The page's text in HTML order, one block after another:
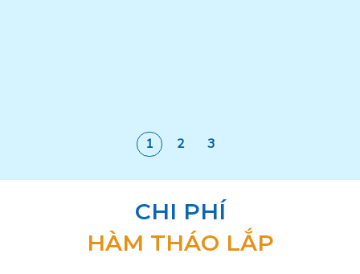
1 2 3
CHI PHÍ
HÀM THÁO LẮP